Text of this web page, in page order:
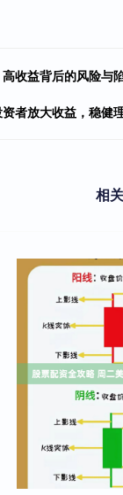
收益背后的风险与
者放大收益，稳健
相